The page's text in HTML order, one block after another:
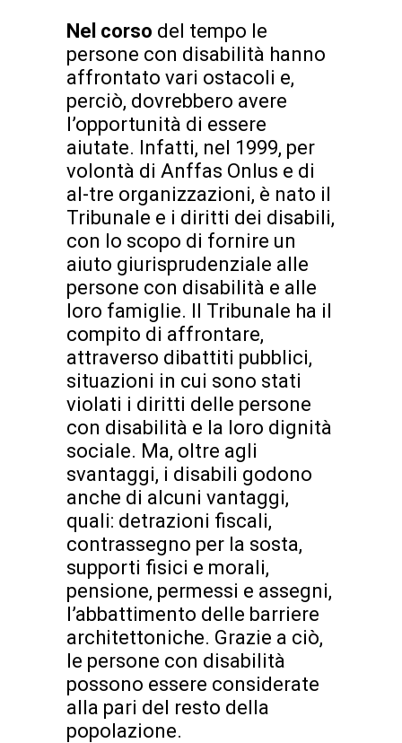
Nel corso del tempo le
persone con disabilità hanno
affrontato vari ostacoli e,
perciò, dovrebbero avere
l’opportunità di essere
aiutate. Infatti, nel 1999, per
volontà di Anffas Onlus e di
al-tre organizzazioni, è nato il
Tribunale e i diritti dei disabili,
con lo scopo di fornire un
aiuto giurisprudenziale alle
persone con disabilità e alle
loro famiglie. Il Tribunale ha il
compito di affrontare,
attraverso dibattiti pubblici,
situazioni in cui sono stati
violati i diritti delle persone
con disabilità e la loro dignità
sociale. Ma, oltre agli
svantaggi, i disabili godono
anche di alcuni vantaggi,
quali: detrazioni fiscali,
contrassegno per la sosta,
supporti fisici e morali,
pensione, permessi e assegni,
l’abbattimento delle barriere
architettoniche. Grazie a ciò,
le persone con disabilità
possono essere considerate
alla pari del resto della
popolazione.